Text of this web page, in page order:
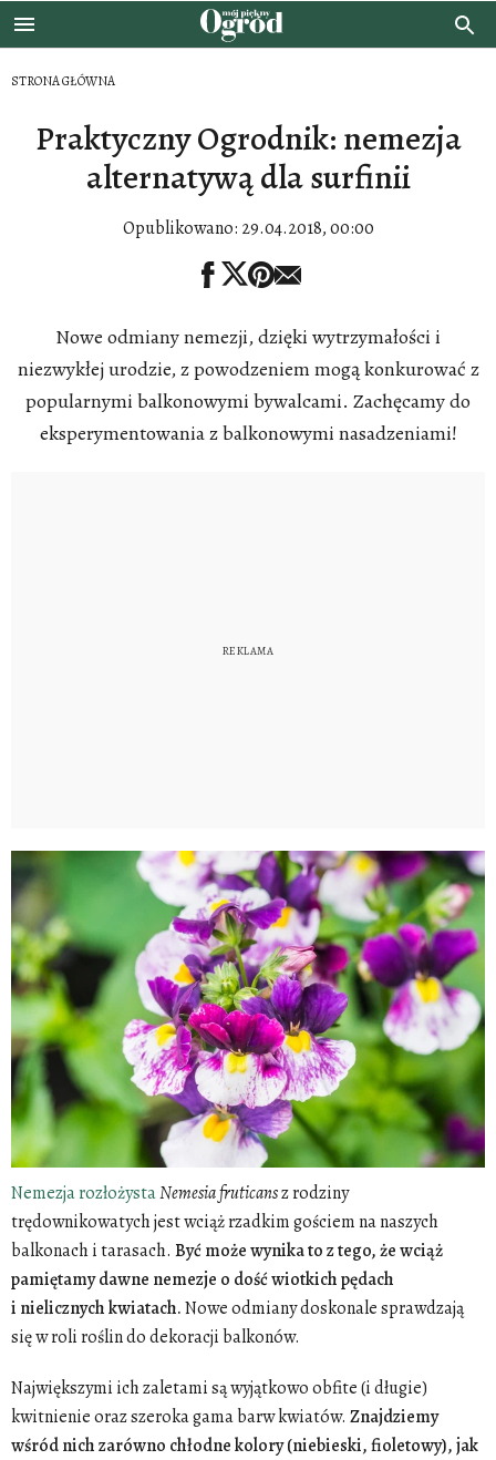
STRONA GŁÓWNA
Praktyczny Ogrodnik: nemezja
alternatywą dla surfinii
Opublikowano: 29.04.2018, 00:00
Nowe odmiany nemezji, dzięki wytrzymałości i
niezwykłej urodzie, z powodzeniem mogą konkurować z
popularnymi balkonowymi bywalcami. Zachęcamy do
eksperymentowania z balkonowymi nasadzeniami!
Nemezja rozłożystaNemesiafruticansz rodziny
trędownikowatych jest wciąż rzadkim gościem na naszych
balkonach i tarasach. Być może wynika to z tego, że wciąż
pamiętamy dawne nemezje o dość wiotkich pędach
i nielicznych kwiatach.Nowe odmiany doskonale sprawdzają
się w roli roślin do dekoracji balkonów.
Największymi ich zaletami są wyjątkowo obfite (i długie)
kwitnienie oraz szeroka gama barw kwiatów. Znajdziemy
wśród nich zarówno chłodne kolory (niebieski, fioletowy), jak